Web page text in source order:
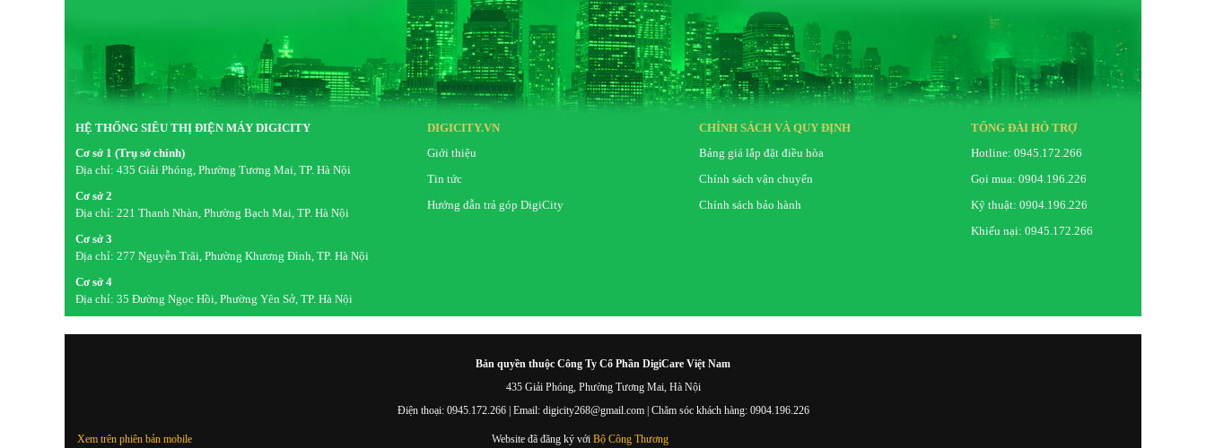
HỆ THỐNG SIÊU THỊ ĐIỆN MÁY DIGICITY
Cơ sở 1 (Trụ sở chính)
Địa chỉ: 435 Giải Phóng, Phường Tương Mai, TP. Hà Nội
Cơ sở 2
Địa chỉ: 221 Thanh Nhàn, Phường Bạch Mai, TP. Hà Nội
Cơ sở 3
Địa chỉ: 277 Nguyễn Trãi, Phường Khương Đình, TP. Hà Nội
Cơ sở 4
Địa chỉ: 35 Đường Ngọc Hồi, Phường Yên Sở, TP. Hà Nội
DIGICITY.VN
Giới thiệu
Tin tức
Hướng dẫn trả góp DigiCity
CHÍNH SÁCH VÀ QUY ĐỊNH
Bảng giá lắp đặt điều hòa
Chính sách vận chuyển
Chính sách bảo hành
TỔNG ĐÀI HỖ TRỢ
Hotline: 0945.172.266
Gọi mua: 0904.196.226
Kỹ thuật: 0904.196.226
Khiếu nại: 0945.172.266
Bản quyền thuộc Công Ty Cổ Phần DigiCare Việt Nam
435 Giải Phóng, Phường Tương Mai, Hà Nội
Điện thoại: 0945.172.266 | Email: digicity268@gmail.com | Chăm sóc khách hàng: 0904.196.226
Xem trên phiên bản mobile Website đã đăng ký với Bộ Công Thương